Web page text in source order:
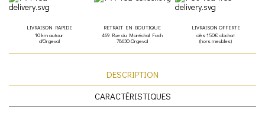
LIVRAISON RAPIDE
10 km autour
d'Orgeval
RETRAIT EN BOUTIQUE
469 Rue du Maréchal Foch
78630 Orgeval
LIVRAISON OFFERTE
dès 150€ d'achat
(hors meubles)
DESCRIPTION
CARACTÉRISTIQUES